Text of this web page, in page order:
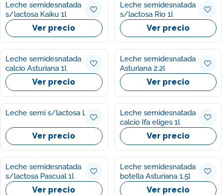
Leche semidesnatada
s/lactosa Kaiku 1l
Ver precio
Leche semidesnatada
s/lactosa Rio 1l
Ver precio
Leche semidesnatada
calcio Asturiana 1l
Ver precio
Leche semidesnatada
Asturiana 2.2l
Ver precio
Leche semi s/lactosa Lr 1l
Ver precio
Leche semidesnatada
calcio Ifa eliges 1l
Ver precio
Leche semidesnatada
s/lactosa Pascual 1l
Ver precio
Leche semidesnatada
botella Asturiana 1.5l
Ver precio